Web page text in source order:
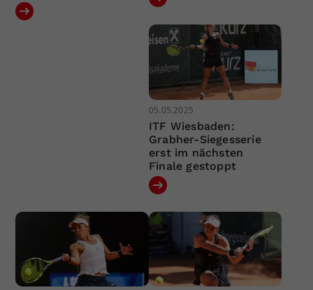
05.05.2025
ITF Wiesbaden:
Grabher-Siegesserie
erst im nächsten
Finale gestoppt